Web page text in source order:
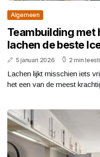
Algemeen
Teambuilding met
lachen de beste
5 januari 2026 2 min
Lachen lijkt misschien iets
het een van de meest